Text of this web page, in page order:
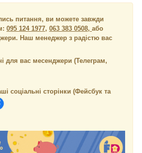
питання, ви можете завжди
095 124 1977, 063 383 0508, або
Наш менеджер з радістю вас
для вас месенджери (Телеграм,
соціальні сторінки (Фейсбук та